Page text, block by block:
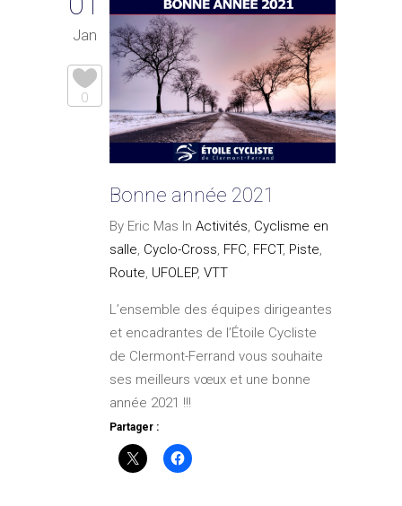
Jan
0
Bonne année 2021
By Eric Mas In Activités, Cyclisme en
salle, Cyclo-Cross, FFC, FFCT, Piste,
Route, UFOLEP, VTT
L’ensemble des équipes dirigeantes
et encadrantes de l’Étoile Cycliste
de Clermont-Ferrand vous souhaite
ses meilleurs vœux et une bonne
année 2021 !!!
Partager :